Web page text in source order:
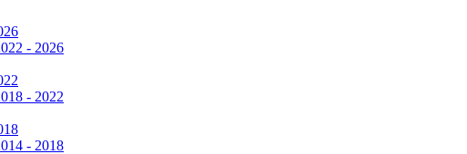
- 2026
- 2022
- 2018